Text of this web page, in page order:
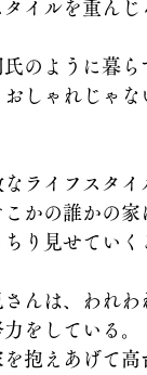
イルを重ん
のように暮
しゃれじゃ
ライフスタ
かの誰かの
り見せていく
さんは、わ
をしている。
抱えあげて